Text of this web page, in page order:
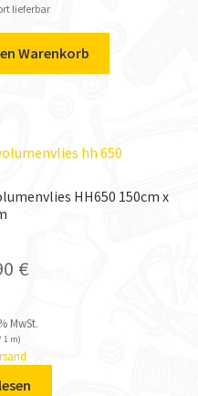
lieferbar
Warenkorb
HH650 150cm x
€
MwSt.
m)